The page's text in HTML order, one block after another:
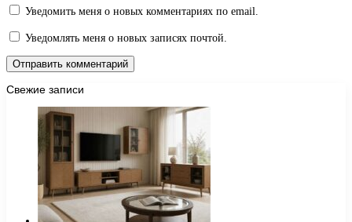
Уведомить меня о новых комментариях по email.
Уведомлять меня о новых записях почтой.
Свежие записи